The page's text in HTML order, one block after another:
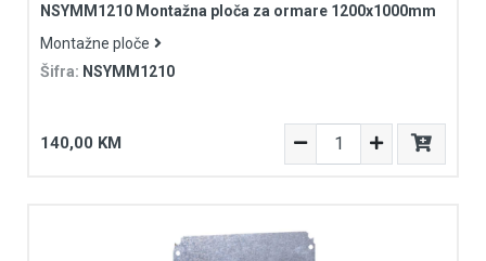
NSYMM1210 Montažna ploča za ormare 1200x1000mm
Montažne ploče
Šifra: NSYMM1210
140,00 KM